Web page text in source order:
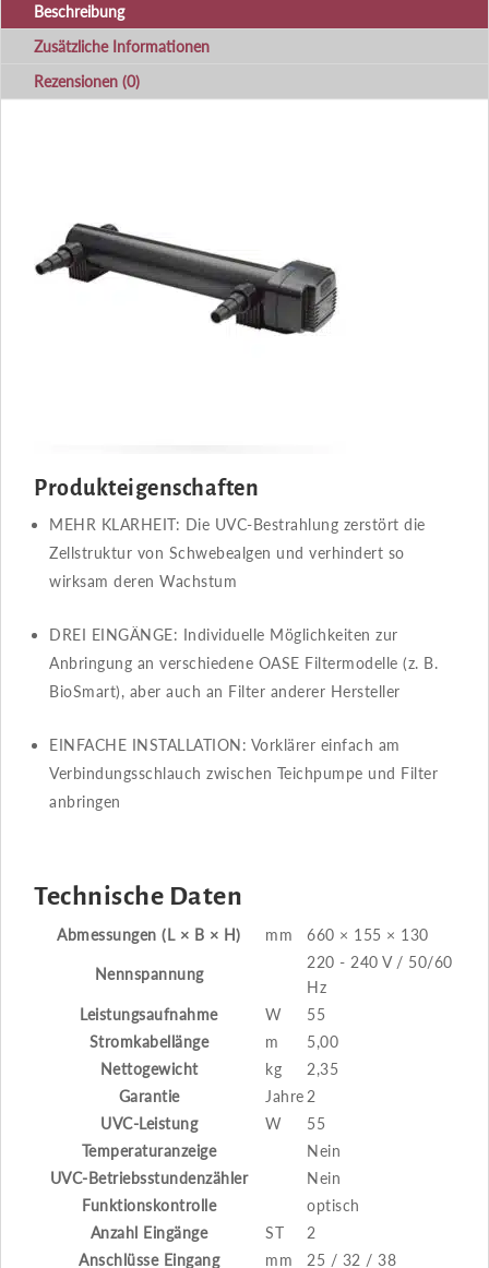
Beschreibung
Zusätzliche Informationen
Rezensionen (0)
Produkteigenschaften
MEHR KLARHEIT: Die UVC-Bestrahlung zerstört die
Zellstruktur von Schwebealgen und verhindert so
wirksam deren Wachstum
DREI EINGÄNGE: Individuelle Möglichkeiten zur
Anbringung an verschiedene OASE Filtermodelle (z. B.
BioSmart), aber auch an Filter anderer Hersteller
EINFACHE INSTALLATION: Vorklärer einfach am
Verbindungsschlauch zwischen Teichpumpe und Filter
anbringen
Technische Daten
Abmessungen (L × B × H) mm 660 × 155 × 130
Nennspannung
220 - 240 V / 50/60
Hz
Leistungsaufnahme
W
55
Stromkabellänge
m
5,00
Nettogewicht
kg
2,35
Garantie
Jahre 2
UVC-Leistung
W
55
Temperaturanzeige
Nein
UVC-Betriebsstundenzähler
Nein
Funktionskontrolle
optisch
Anzahl Eingänge
ST
2
Anschlüsse Eingang
mm 25 / 32 / 38